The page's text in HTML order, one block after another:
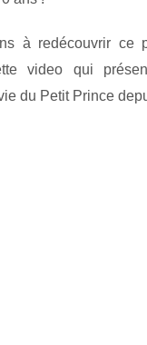
à redécouvrir ce
video qui
du Petit Prince